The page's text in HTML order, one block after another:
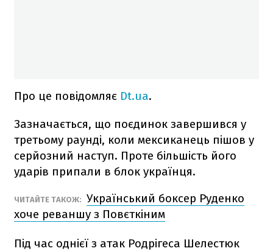
Про це повідомляє Dt.ua.
Зазначається, що поєдинок завершився у
третьому раунді, коли мексиканець пішов у
серйозний наступ. Проте більшість його
ударів припали в блок українця.
ЧИТАЙТЕ ТАКОЖ: Український боксер Руденко
хоче реваншу з Повєткіним
Під час однієї з атак Родрігеса Шелестюк